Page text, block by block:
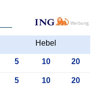
Werbung
Hebel
5 10 20
5 10 20